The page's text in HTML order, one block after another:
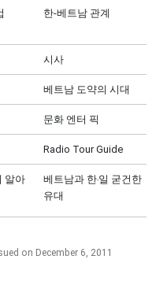
한-베트남 관계
시사
베트남 도약의 시대
문화 엔터 픽
Radio Tour Guide
알아
베트남과 한‧일 굳건한
유대
on December 6, 2011